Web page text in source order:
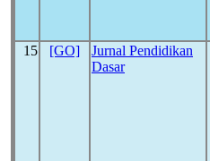
15 [GO]
Jurnal Pendidikan
Dasar